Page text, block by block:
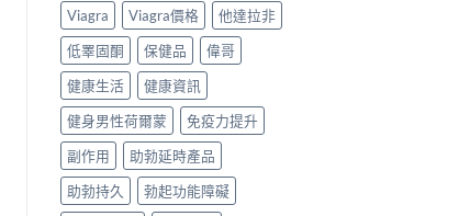
Viagra
Viagra價格
他達拉非
低睪固酮
保健品
偉哥
健康生活
健康資訊
健身男性荷爾蒙
免疫力提升
副作用
助勃延時產品
助勃持久
勃起功能障礙